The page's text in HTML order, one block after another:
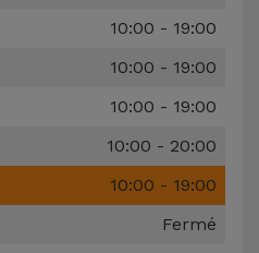
10:00 - 19:00
10:00 - 19:00
10:00 - 19:00
10:00 - 20:00
10:00 - 19:00
Fermé